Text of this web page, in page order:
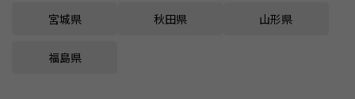
宮城県 秋田県 山形県
福島県